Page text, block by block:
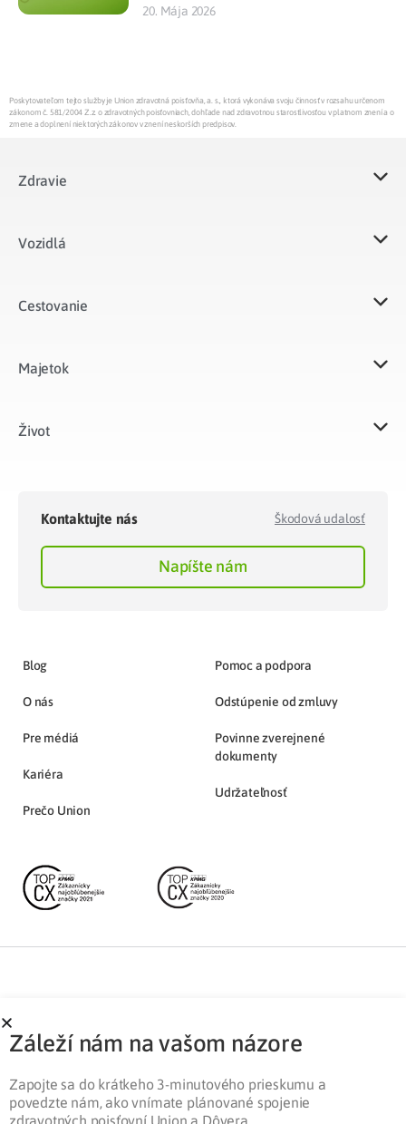
20. Mája 2026
Poskytovateľom tejto služby je Union zdravotná poisťovňa, a. s., ktorá vykonáva svoju činnosť v rozsahu určenom
zákonom č. 581/2004 Z.z. o zdravotných poisťovniach, dohľade nad zdravotnou starostlivosťou v platnom znení a o
zmene a doplnení niektorých zákonov v znení neskorších predpisov.
Zdravie
Vozidlá​
Cestovanie
Majetok​
Život​
Kontaktujte nás Škodová udalosť
Napíšte nám
Blog
O nás
Pre médiá
Kariéra
Prečo Union
Pomoc a podpora
Odstúpenie od zmluvy
Povinne zverejnené
dokumenty
Udržateľnosť
Partnerská zóna
Záleží nám na vašom názore
Zapojte sa do krátkeho 3-minutového prieskumu a
povedzte nám, ako vnímate plánované spojenie
zdravotných poisťovní Union a Dôvera.